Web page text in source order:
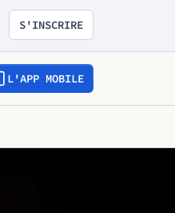
S'INSCRIRE
L'APP MOBILE